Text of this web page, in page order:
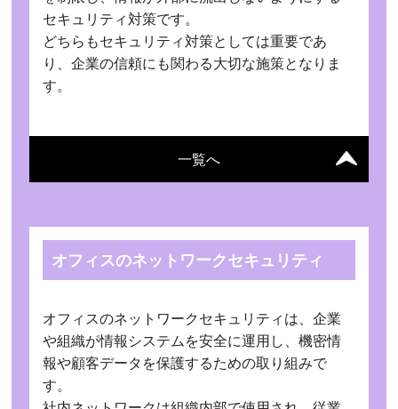
一覧へ
セキュリティ対策です。
どちらもセキュリティ対策としては重要であ
り、企業の信頼にも関わる大切な施策となりま
す。
オフィスのネットワークセキュリティ
オフィスのネットワークセキュリティは、企業
や組織が情報システムを安全に運用し、機密情
報や顧客データを保護するための取り組みで
す。